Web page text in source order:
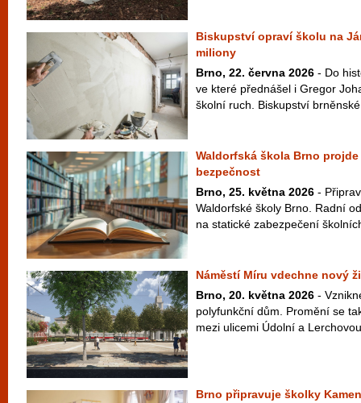
Biskupství opraví školu na
miliony
Brno, 22. června 2026 - Do
ve které přednášel i Gregor
školní ruch. Biskupství
Waldorfská škola Brno
bezpečnost
Brno, 25. května 2026 -
Waldorfské školy Brno. Radní
na statické zabezpečení
Náměstí Míru vdechne nový
Brno, 20. května 2026 -
polyfunkční dům. Promění se
mezi ulicemi Údolní a
Brno připravuje školky